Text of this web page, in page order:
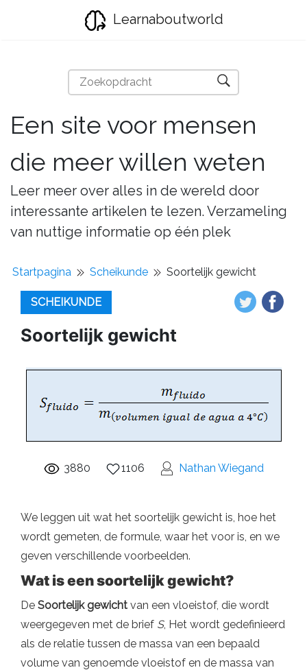
Learnaboutworld
Een site voor mensen
die meer willen weten
Leer meer over alles in de wereld door
interessante artikelen te lezen. Verzameling
van nuttige informatie op één plek
Startpagina Scheikunde Soortelijk gewicht
SCHEIKUNDE
Soortelijk gewicht
3880 1106 Nathan Wiegand
We leggen uit wat het soortelijk gewicht is, hoe het
wordt gemeten, de formule, waar het voor is, en we
geven verschillende voorbeelden.
Wat is een soortelijk gewicht?
De Soortelijk gewicht van een vloeistof, die wordt
weergegeven met de brief S, Het wordt gedefinieerd
als de relatie tussen de massa van een bepaald
volume van genoemde vloeistof en de massa van